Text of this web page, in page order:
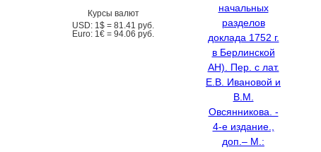
Курсы валют
USD: 1$ = 81.41 руб.
Euro: 1€ = 94.06 руб.